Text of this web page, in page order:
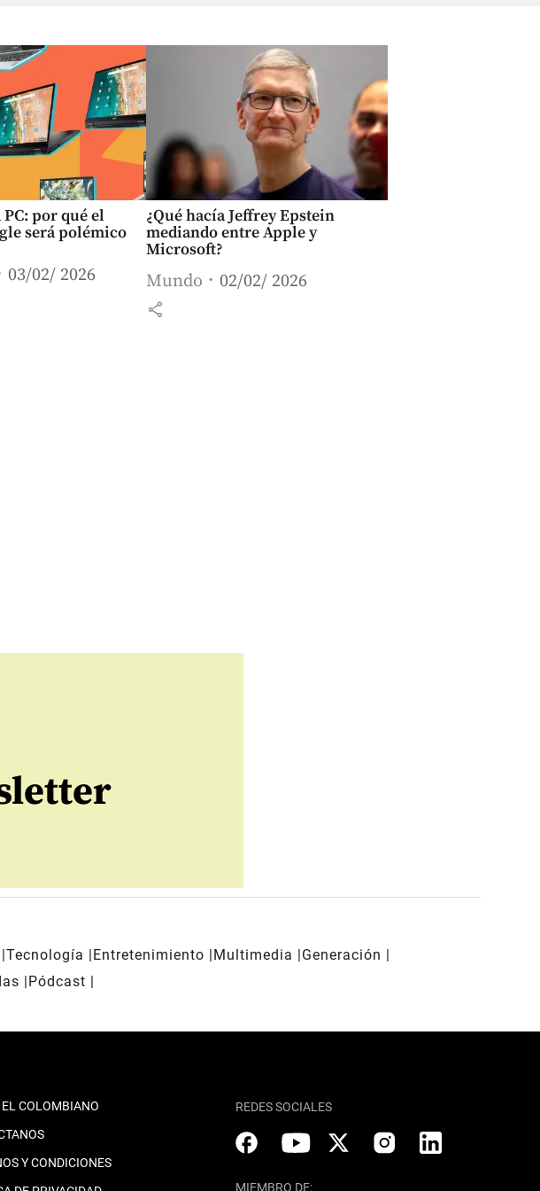
por qué el
será polémico
03/02/ 2026
¿Qué hacía Jeffrey Epstein
mediando entre Apple y
Microsoft?
Mundo 02/02/ 2026
share
Tecnología Entretenimiento Multimedia
Generación
Pódcast
EL COLOMBIANO
Y CONDICIONES
REDES SOCIALES
MIEMBRO DE: